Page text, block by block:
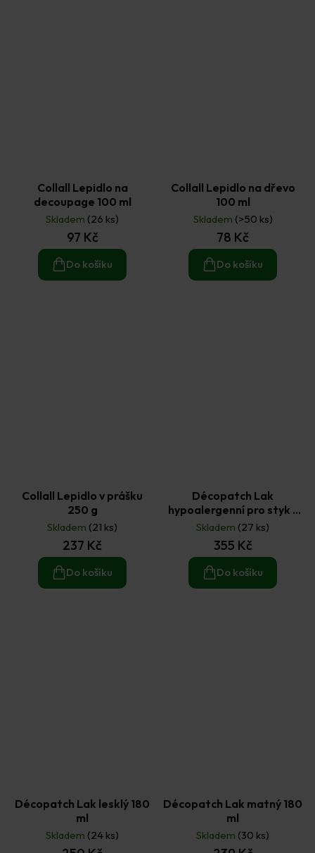
Collall Lepidlo na
decoupage 100 ml
Skladem (26 ks)
97 Kč
Do košíku
Collall Lepidlo na dřevo
100 ml
Skladem (>50 ks)
78 Kč
Do košíku
Collall Lepidlo v prášku
250 g
Skladem (21 ks)
237 Kč
Do košíku
Décopatch Lak
hypoalergenní pro styk s
kůží 180 ml
Skladem (27 ks)
355 Kč
Do košíku
Décopatch Lak lesklý 180
ml
Skladem (24 ks)
Décopatch Lak matný 180
ml
Skladem (30 ks)